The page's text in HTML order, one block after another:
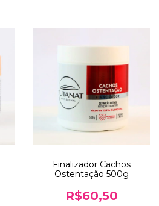
Finalizador Cachos
Ostentação 500g
R$60,50